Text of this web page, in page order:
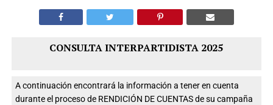
CONSULTA INTERPARTIDISTA 2025
A continuación encontrará la información a tener en cuenta
durante el proceso de RENDICIÓN DE CUENTAS de su campaña